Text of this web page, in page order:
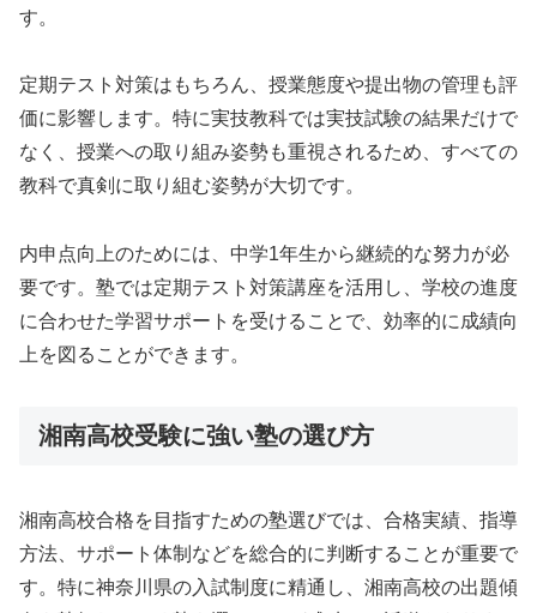
す。
定期テスト対策はもちろん、授業態度や提出物の管理も評
価に影響します。特に実技教科では実技試験の結果だけで
なく、授業への取り組み姿勢も重視されるため、すべての
教科で真剣に取り組む姿勢が大切です。
内申点向上のためには、中学1年生から継続的な努力が必
要です。塾では定期テスト対策講座を活用し、学校の進度
に合わせた学習サポートを受けることで、効率的に成績向
上を図ることができます。
湘南高校受験に強い塾の選び方
湘南高校合格を目指すための塾選びでは、合格実績、指導
方法、サポート体制などを総合的に判断することが重要で
す。特に神奈川県の入試制度に精通し、湘南高校の出題傾